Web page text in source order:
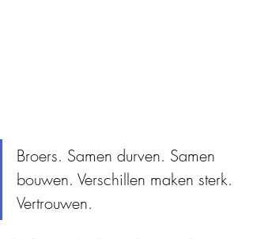
Broers. Samen durven. Samen
bouwen. Verschillen maken sterk.
Vertrouwen.